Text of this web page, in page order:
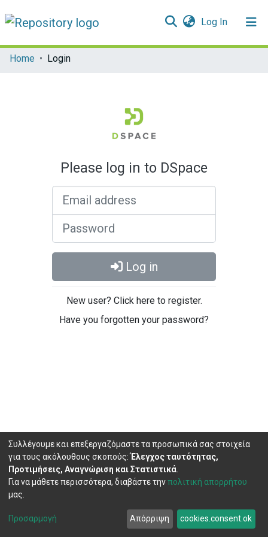
Log In(current)
Communities & Collections
Home Login
Please log in to DSpace
Log in
New user? Click here to register.
Have you forgotten your password?
Cookie
End User
Agreement
Send
Feedback
Συλλέγουμε και επεξεργαζόμαστε τα προσωπικά σας στοιχεία
για τους ακόλουθους σκοπούς:Έλεγχος ταυτότητας,
Προτιμήσεις, Αναγνώριση και Στατιστικά
Για να μάθετε περισσότερα, διαβάστε τηνπολιτική απορρήτου
μας.
Προσαρμογή Απόρριψη cookies.consent.ok